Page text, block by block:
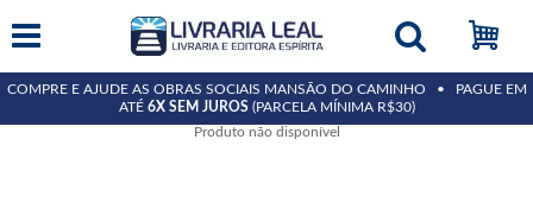
COMPRE E AJUDE AS OBRAS SOCIAIS MANSÃO DO CAMINHO • PAGUE EM
ATÉ 6X SEM JUROS (PARCELA MÍNIMA R$30)
Produto não disponível